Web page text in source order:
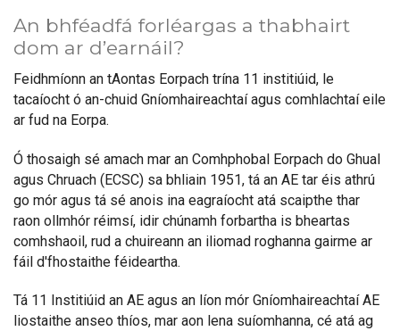
An bhféadfá forléargas a thabhairt
dom ar d’earnáil?
Feidhmíonn an tAontas Eorpach trína 11 institiúid, le
tacaíocht ó an-chuid Gníomhaireachtaí agus comhlachtaí eile
ar fud na Eorpa.
Ó thosaigh sé amach mar an Comhphobal Eorpach do Ghual
agus Chruach (ECSC) sa bhliain 1951, tá an AE tar éis athrú
go mór agus tá sé anois ina eagraíocht atá scaipthe thar
raon ollmhór réimsí, idir chúnamh forbartha is bheartas
comhshaoil, rud a chuireann an iliomad roghanna gairme ar
fáil d'fhostaithe féideartha.
Tá 11 Institiúid an AE agus an líon mór Gníomhaireachtaí AE
liostaithe anseo thíos, mar aon lena suíomhanna, cé atá ag